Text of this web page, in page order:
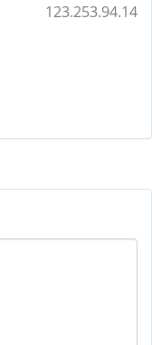
123.253.94.14